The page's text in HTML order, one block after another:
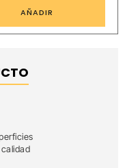
AÑADIR